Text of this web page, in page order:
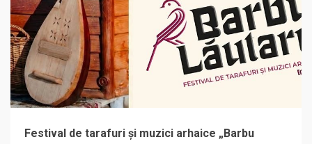
Festival de tarafuri și muzici arhaice „Barbu